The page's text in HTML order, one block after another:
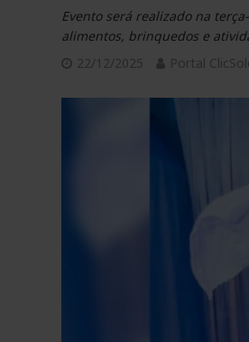
Evento será realizado na
alimentos, brinquedos e
22/12/2025
Portal